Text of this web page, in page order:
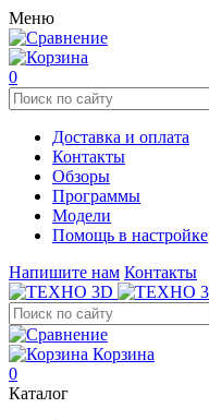
Меню
0
Доставка и оплата
Контакты
Обзоры
Программы
Модели
Помощь в настройке
Напишите нам Контакты
Корзина
0
Каталог